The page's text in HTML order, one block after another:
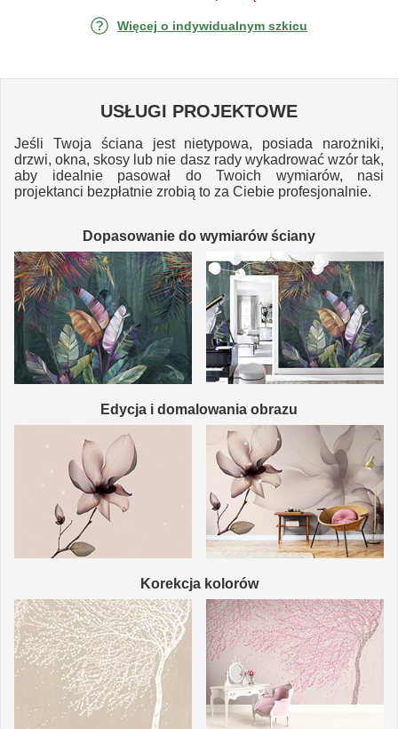
Więcej o indywidualnym szkicu
USŁUGI PROJEKTOWE
Jeśli Twoja ściana jest nietypowa, posiada narożniki,
drzwi, okna, skosy lub nie dasz rady wykadrować wzór tak,
aby idealnie pasował do Twoich wymiarów, nasi
projektanci bezpłatnie zrobią to za Ciebie profesjonalnie.
Dopasowanie do wymiarów ściany
Edycja i domalowania obrazu
Korekcja kolorów